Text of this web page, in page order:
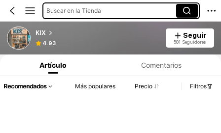
Buscar en la Tienda
KIX
4.93
Seguir
581 Seguidores
Artículo Comentarios
Recomendados Más populares Precio Filtros